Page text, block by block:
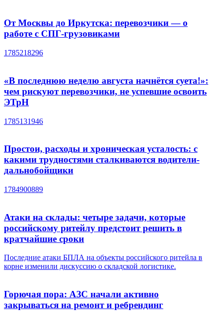
От Москвы до Иркутска: перевозчики — о
работе с СПГ-грузовиками
1785218296
«В последнюю неделю августа начнётся суета!»:
чем рискуют перевозчики, не успевшие освоить
ЭТрН
1785131946
Простои, расходы и хроническая усталость: с
какими трудностями сталкиваются водители-
дальнобойщики
1784900889
Атаки на склады: четыре задачи, которые
российскому ритейлу предстоит решить в
кратчайшие сроки
Последние атаки БПЛА на объекты российского ритейла в
корне изменили дискуссию о складской логистике.
Горючая пора: АЗС начали активно
закрываться на ремонт и ребрендинг